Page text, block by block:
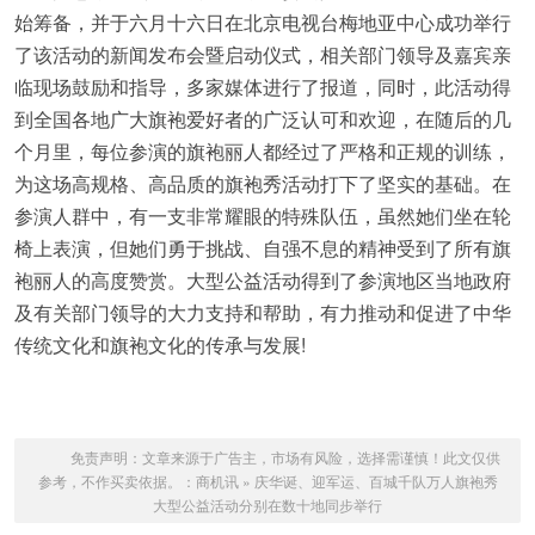
始筹备，并于六月十六日在北京电视台梅地亚中心成功举行
了该活动的新闻发布会暨启动仪式，相关部门领导及嘉宾亲
临现场鼓励和指导，多家媒体进行了报道，同时，此活动得
到全国各地广大旗袍爱好者的广泛认可和欢迎，在随后的几
个月里，每位参演的旗袍丽人都经过了严格和正规的训练，
为这场高规格、高品质的旗袍秀活动打下了坚实的基础。在
参演人群中，有一支非常耀眼的特殊队伍，虽然她们坐在轮
椅上表演，但她们勇于挑战、自强不息的精神受到了所有旗
袍丽人的高度赞赏。大型公益活动得到了参演地区当地政府
及有关部门领导的大力支持和帮助，有力推动和促进了中华
传统文化和旗袍文化的传承与发展!
免责声明：文章来源于广告主，市场有风险，选择需谨慎！此文仅供
参考，不作买卖依据。： 商机讯» 庆华诞、迎军运、百城千队万人旗袍秀
大型公益活动分别在数十地同步举行